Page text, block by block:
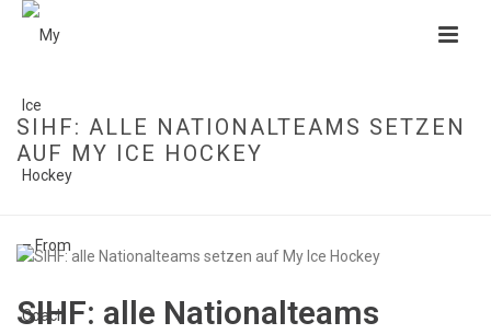
SIHF: ALLE NATIONALTEAMS SETZEN
AUF MY ICE HOCKEY
SIHF: alle Nationalteams